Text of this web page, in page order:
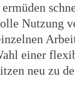
Nutzung
einer
neu zu